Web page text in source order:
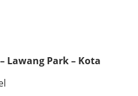
Lawang Park – Kota